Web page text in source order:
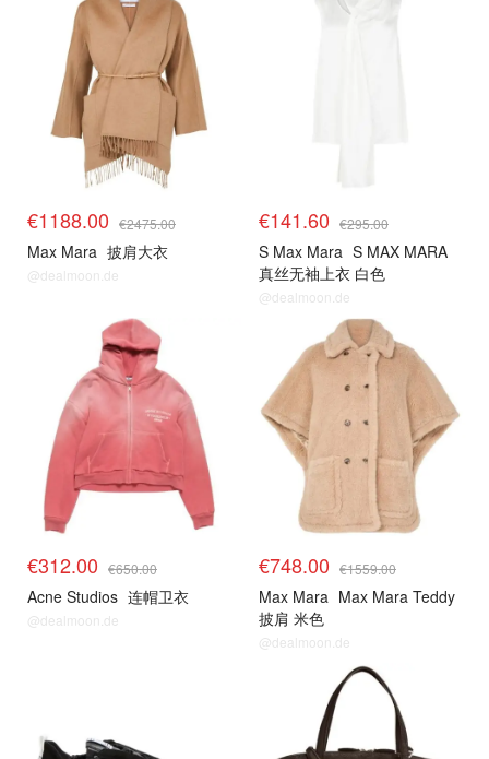
€1188.00 €2475.00
Max Mara 披肩大衣
@dealmoon.de
€141.60 €295.00
S Max Mara S MAX MARA
真丝无袖上衣 白色
@dealmoon.de
€312.00 €650.00
Acne Studios 连帽卫衣
@dealmoon.de
€748.00 €1559.00
Max Mara Max Mara Teddy
披肩 米色
@dealmoon.de